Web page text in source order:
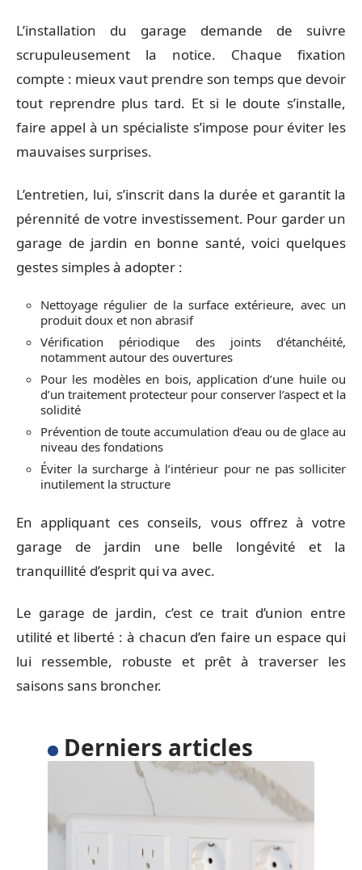
L’installation du garage demande de suivre
scrupuleusement la notice. Chaque fixation
compte : mieux vaut prendre son temps que devoir
tout reprendre plus tard. Et si le doute s’installe,
faire appel à un spécialiste s’impose pour éviter les
mauvaises surprises.
L’entretien, lui, s’inscrit dans la durée et garantit la
pérennité de votre investissement. Pour garder un
garage de jardin en bonne santé, voici quelques
gestes simples à adopter :
Nettoyage régulier de la surface extérieure, avec un
produit doux et non abrasif
Vérification périodique des joints d’étanchéité,
notamment autour des ouvertures
Pour les modèles en bois, application d’une huile ou
d’un traitement protecteur pour conserver l’aspect et la
solidité
Prévention de toute accumulation d’eau ou de glace au
niveau des fondations
Éviter la surcharge à l’intérieur pour ne pas solliciter
inutilement la structure
En appliquant ces conseils, vous offrez à votre
garage de jardin une belle longévité et la
tranquillité d’esprit qui va avec.
Le garage de jardin, c’est ce trait d’union entre
utilité et liberté : à chacun d’en faire un espace qui
lui ressemble, robuste et prêt à traverser les
saisons sans broncher.
Derniers articles